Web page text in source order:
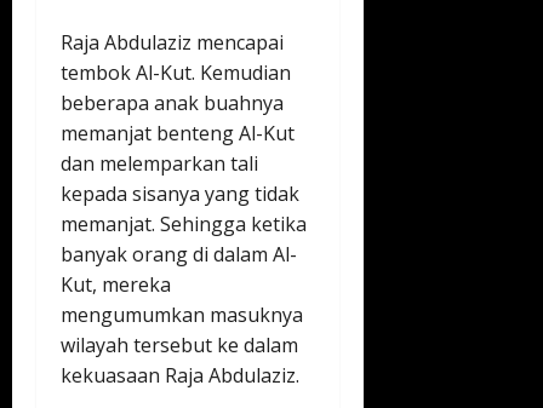
Raja Abdulaziz mencapai
tembok Al-Kut. Kemudian
beberapa anak buahnya
memanjat benteng Al-Kut
dan melemparkan tali
kepada sisanya yang tidak
memanjat. Sehingga ketika
banyak orang di dalam Al-
Kut, mereka
mengumumkan masuknya
wilayah tersebut ke dalam
kekuasaan Raja Abdulaziz.